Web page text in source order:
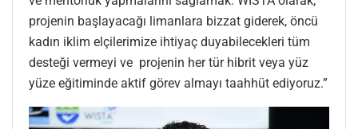
projenin başlayacağı limanlara bizzat giderek, öncü
kadın iklim elçilerimize ihtiyaç duyabilecekleri tüm
desteği vermeyi ve projenin her tür hibrit veya yüz
yüze eğitiminde aktif görev almayı taahhüt ediyoruz.”